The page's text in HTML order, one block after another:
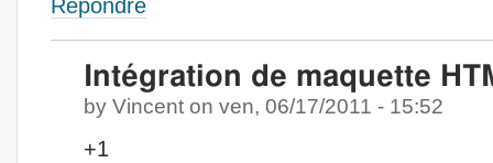
Répondre
Intégration de maquette
by Vincent on ven, 06/17/2011 - 15:52
+1